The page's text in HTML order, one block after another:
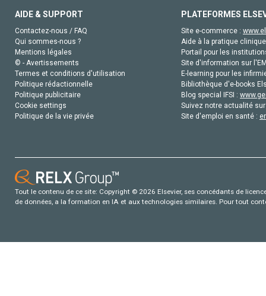
AIDE & SUPPORT
Contactez-nous / FAQ
Qui sommes-nous ?
Mentions légales
© - Avertissements
Termes et conditions d'utilisation
Politique rédactionnelle
Politique publicitaire
Cookie settings
Politique de la vie privée
PLATEFORMES
Site e-commerce :
Aide à la pratique
Portail pour les
Site d'information sur
E-learning pour les
Bibliothèque d'e-books
Blog special IFSI :
Suivez notre actualité
Site d'emploi en santé :
Tout le contenu de ce site: Copyright © 2026 Elsevier, ses concédants de
de données, a la formation en IA et aux technologies similaires. Pour tout